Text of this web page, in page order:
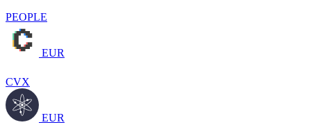
PEOPLE
EUR
CVX
EUR